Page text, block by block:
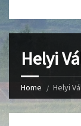
Helyi
Home Helyi